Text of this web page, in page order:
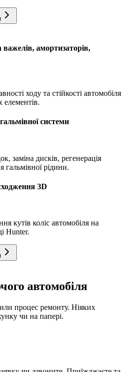
важелів, амортизаторів,
ходу та стійкості автомобіля
системи
заміна дисків, регенерація
гальмівної рідини.
3D
кутів коліс автомобіля на
Hunter.
автомобіля
процес ремонту. Ніяких
чи на папері.